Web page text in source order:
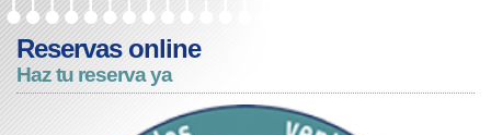
Reservas online
Haz tu reserva ya